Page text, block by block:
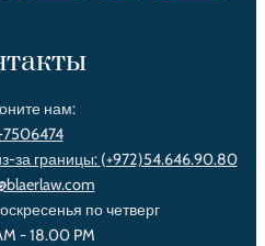
нам:
за границы: (+972)54.646.90.80‌
по четверг
- 18.00 PM